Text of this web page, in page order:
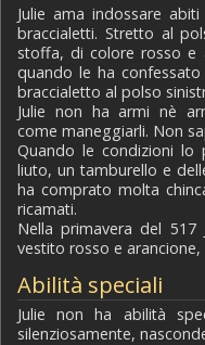
Julie ama indossare
braccialetti. Stretto al
stoffa, di colore rosso e
quando le ha
braccialetto al polso
Julie non ha armi nè
come maneggiarli. Non
Quando le condizioni lo
liuto, un tamburello e
ha comprato molta
ricamati.
Nella primavera del
vestito rosso e
Abilità speciali
Julie non ha abilità
silenziosamente,